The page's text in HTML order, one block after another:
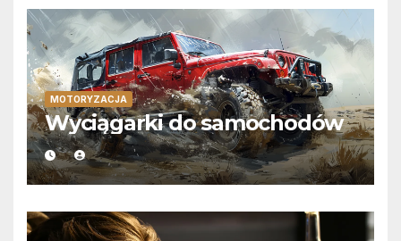
MOTORYZACJA
Wyciągarki do samochodów